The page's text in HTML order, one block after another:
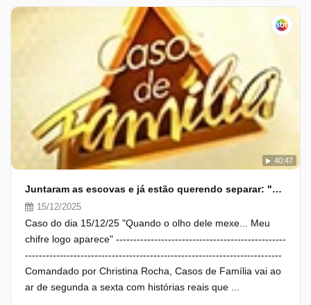
40:47
Juntaram as escovas e já estão querendo separar: "Safado!"
15/12/2025
Caso do dia 15/12/25 "Quando o olho dele mexe... Meu
chifre logo aparece" -------------------------------------------------
--------------------------------------------------------------------------
Comandado por Christina Rocha, Casos de Família vai ao
ar de segunda a sexta com histórias reais que ...